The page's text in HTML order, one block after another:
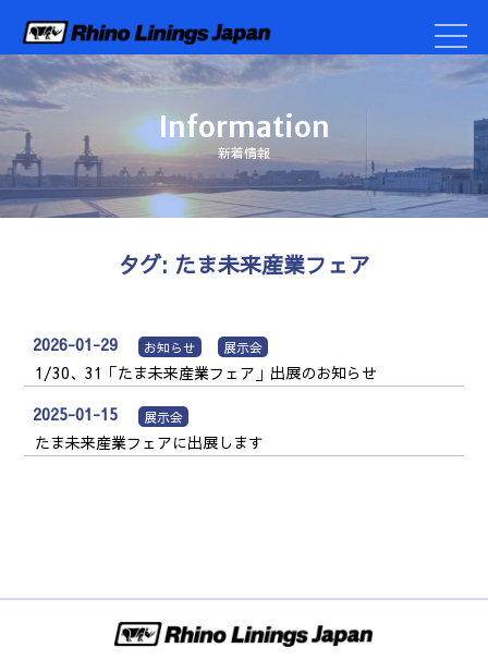
Information
新着情報
タグ: たま未来産業フェア
2026-01-29 お知らせ 展示会
1/30、31「たま未来産業フェア」出展のお知らせ
2025-01-15 展示会
たま未来産業フェアに出展します